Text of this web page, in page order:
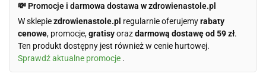
💸 Promocje i darmowa dostawa w zdrowienastole.pl
W sklepiezdrowienastole.pl regularnie oferujemyrabaty
cenowe, promocje,gratisyorazdarmową dostawę od 59 zł.
Ten produkt dostępny jest również w cenie hurtowej.
Sprawdź aktualne promocje .